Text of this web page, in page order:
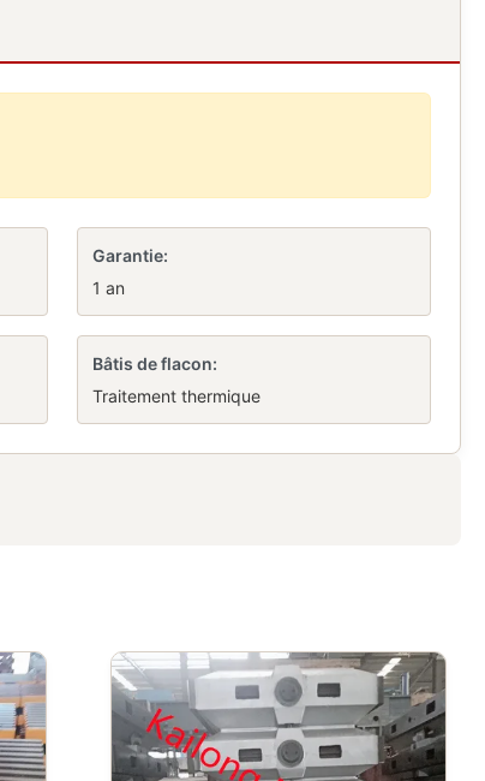
Garantie:
1 an
Bâtis de flacon:
Traitement thermique